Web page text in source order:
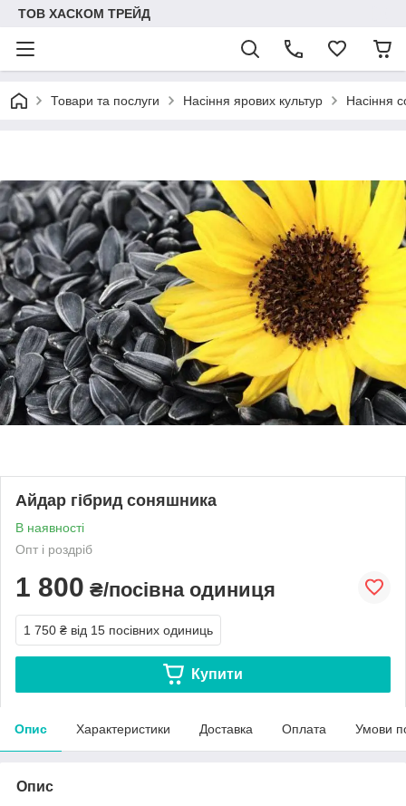
ТОВ ХАСКОМ ТРЕЙД
Товари та послуги Насіння ярових культур Насіння
Айдар гібрид соняшника
В наявності
Опт і роздріб
1 800 ₴/посівна одиниця
1 750 ₴ від 15 посівних одиниць
Купити
Опис Характеристики Доставка Оплата Умови
Опис